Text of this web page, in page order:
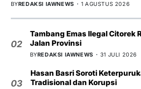
BYREDAKSI IAWNEWS 1 AGUSTUS 2026
02
Tambang Emas Ilegal Citorek
Jalan Provinsi
BYREDAKSI IAWNEWS 31 JULI 2026
03
Hasan Basri Soroti
Tradisional dan Korupsi